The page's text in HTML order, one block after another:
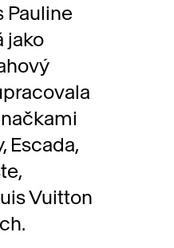
Pauline
jako
Escada,
Vuitton